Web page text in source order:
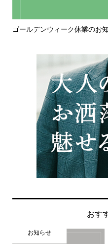
ゴールデンウィーク休業のお
おす
お知らせ